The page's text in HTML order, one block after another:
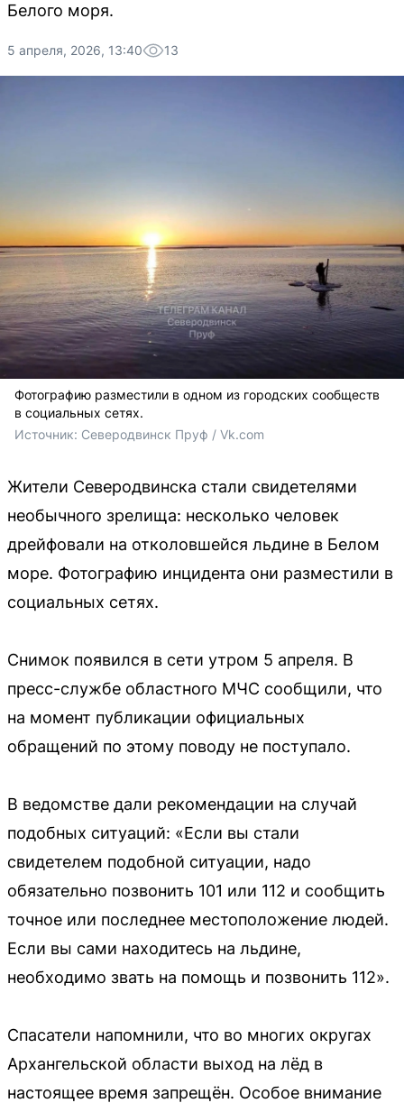
Белого моря.
5 апреля, 2026, 13:40 13
Фотографию разместили в одном из городских сообществ
в социальных сетях.
Источник: Северодвинск Пруф / Vk.com
Жители Северодвинска стали свидетелями
необычного зрелища: несколько человек
дрейфовали на отколовшейся льдине в Белом
море. Фотографию инцидента они разместили в
социальных сетях.
Снимок появился в сети утром 5 апреля. В
пресс-службе областного МЧС сообщили, что
на момент публикации официальных
обращений по этому поводу не поступало.
В ведомстве дали рекомендации на случай
подобных ситуаций: «Если вы стали
свидетелем подобной ситуации, надо
обязательно позвонить 101 или 112 и сообщить
точное или последнее местоположение людей.
Если вы сами находитесь на льдине,
необходимо звать на помощь и позвонить 112».
Спасатели напомнили, что во многих округах
Архангельской области выход на лёд в
настоящее время запрещён. Особое внимание